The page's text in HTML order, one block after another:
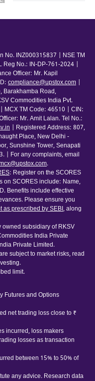
No. INZ000315837 | NSE TM
No.: IN-DP-761-2024 |
Officer: Mr. Kapil
compliance@upstox.com
Barakhamba Road,
Commodities India Pvt.
MCX TM Code: 46510 | CIN:
Mr. Amit Lalan. Tel No.:
| Registered Address: 807,
Place, New Delhi -
Sunshine Tower, Senapati
| For any complaints, email
.
: Register on the SCORES
on SCORES include: Name,
Benefits include effective
Please ensure you
as prescribed by SEBI, along
subsidiary of RKSV
India Private
Private Limited.
subject to market risks, read
limit.
Futures and Options
net trading loss close to ₹
incurred, loss makers
losses as transaction
between 15% to 50% of
any advice. Research data